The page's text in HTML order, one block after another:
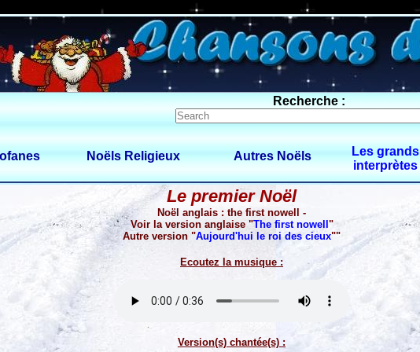
0 $limitbot 1 $limittot 2
Recherche :
Noëls Religieux Autres Noëls
Les grands
interprètes
Le premier Noël
Noël anglais : the first nowell -
Voir la version anglaise "The first nowell "
Autre version "Aujourd'hui le roi des cieux""
Ecoutez la musique :
Version(s) chantée(s) :